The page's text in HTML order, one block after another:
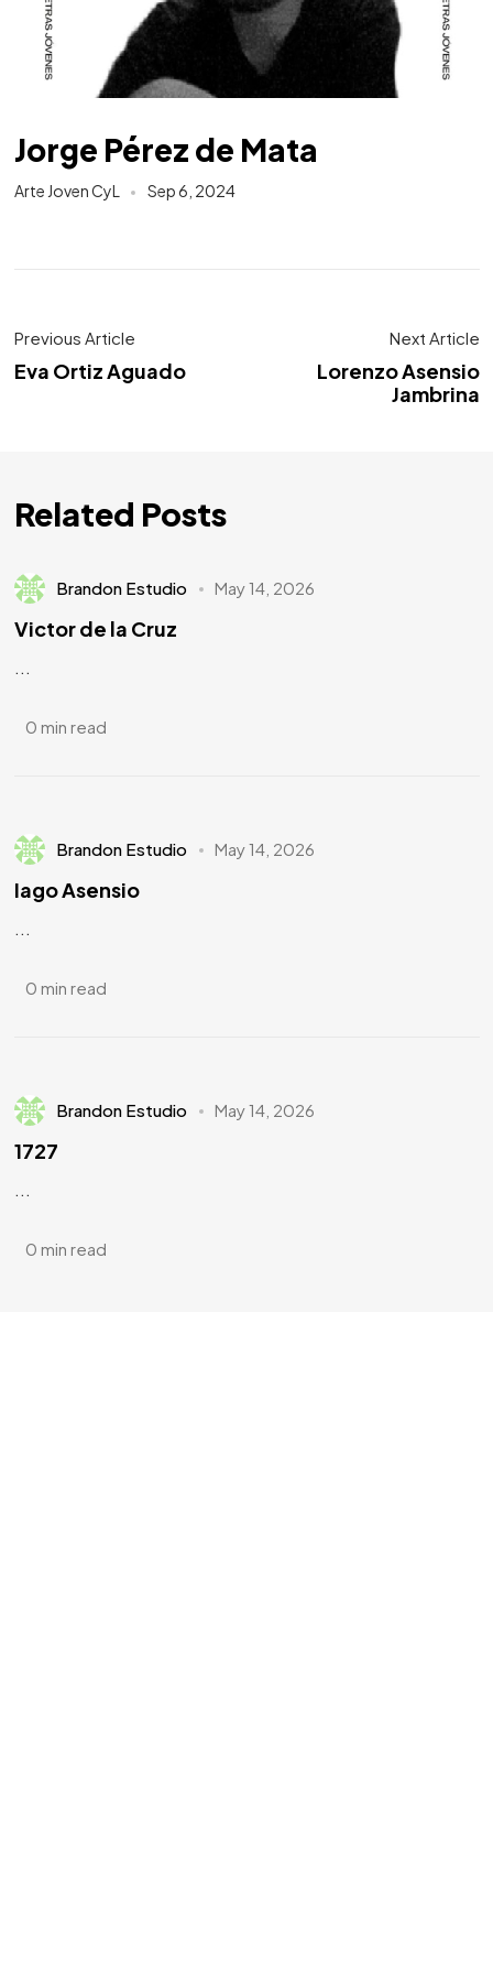
Jorge Pérez de Mata
Arte Joven CyL Sep 6, 2024
Previous Article
Eva Ortiz Aguado
Next Article
Lorenzo Asensio
Jambrina
Related Posts
Brandon Estudio May 14, 2026
Victor de la Cruz
...
0 min read
Brandon Estudio May 14, 2026
Iago Asensio
...
0 min read
Brandon Estudio May 14, 2026
1727
...
0 min read